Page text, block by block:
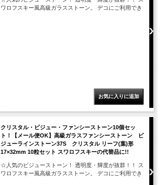
ワロフスキー風高級ガラスストーン。 デコにご利用でき
クリスタル・ビジュー・ファンシーストーン10個セッ
ト！【メール便OK】高級ガラスファンシーストーン ビ
ジューラインストーン37S クリスタル リーフ(葉)形
17×32mm 10粒セット スワロフスキーの代替品に!!
☆人気のビジューストーン！ 透明度・輝度が抜群！！ ス
ワロフスキー風高級ガラスストーン。 デコにご利用でき